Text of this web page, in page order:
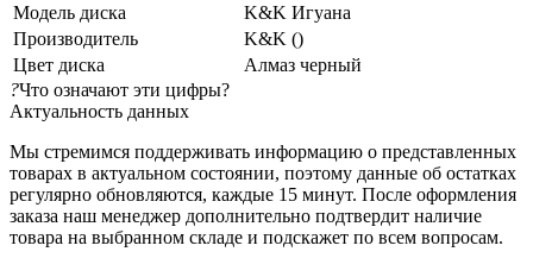
Модель диска
K&K Игуана
Производитель
K&K ()
Цвет диска
Алмаз черный
?Что означают эти цифры?
Актуальность данных
Мы стремимся поддерживать информацию о представленных
товарах в актуальном состоянии, поэтому данные об остатках
регулярно обновляются, каждые 15 минут. После оформления
заказа наш менеджер дополнительно подтвердит наличие
товара на выбранном складе и подскажет по всем вопросам.